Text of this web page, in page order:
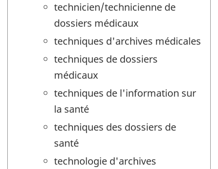
technicien/technicienne de
dossiers médicaux
techniques d'archives médicales
techniques de dossiers
médicaux
techniques de l'information sur
la santé
techniques des dossiers de
santé
technologie d'archives